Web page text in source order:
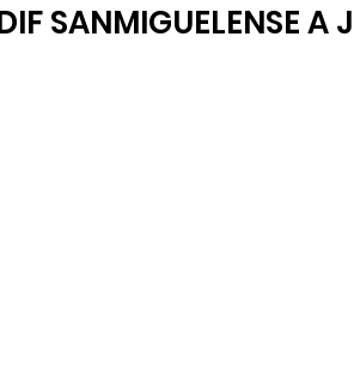
SANMIGUELENSE A